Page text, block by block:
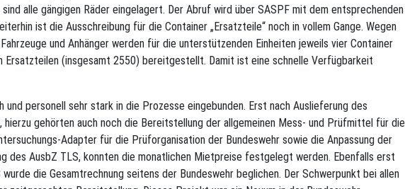
alle gängigen Räder eingelagert. Der Abruf wird über SASPF mit dem entsprechenden
ist die Ausschreibung für die Container „Ersatzteile“ noch in vollem Gange. Wegen
und Anhänger werden für die unterstützenden Einheiten jeweils vier Container
Ersatzteilen (insgesamt 2550) bereitgestellt. Damit ist eine schnelle Verfügbarkeit
und personell sehr stark in die Prozesse eingebunden. Erst nach Auslieferung des
hierzu gehörten auch noch die Bereitstellung der allgemeinen Mess- und Prüfmittel für die
Adapter für die Prüforganisation der Bundeswehr sowie die Anpassung der
des AusbZ TLS, konnten die monatlichen Mietpreise festgelegt werden. Ebenfalls erst
die Gesamtrechnung seitens der Bundeswehr beglichen. Der Schwerpunkt bei allen